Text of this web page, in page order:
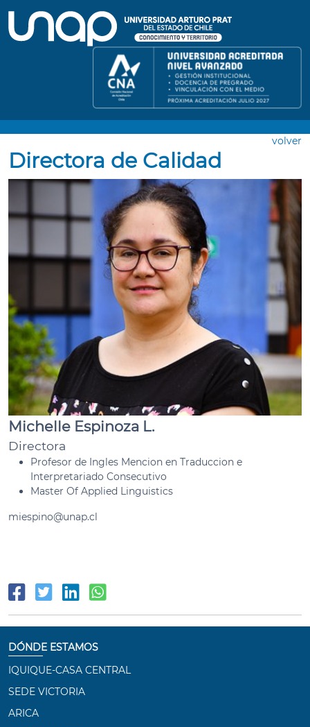
volver
Directora de Calidad
Michelle Espinoza L.
Directora
Profesor de Ingles Mencion en Traduccion e
Interpretariado Consecutivo
Master Of Applied Linguistics
miespino@unap.cl
DÓNDE ESTAMOS
IQUIQUE-CASA CENTRAL
SEDE VICTORIA
ARICA